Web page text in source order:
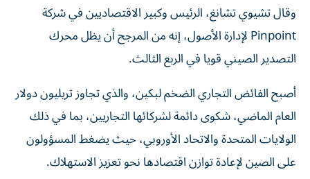
وقال تشيوي تشانغ، الرئيس وكبير الاقتصاديين في شركة
Pinpoint لإدارة الأصول، إنه من المرجح أن يظل محرك
التصدير الصيني قويا في الربع الثالث.
أصبح الفائض التجاري الضخم لبكين، والذي تجاوز تريليون دولار
العام الماضي، شكوى دائمة لشركائها التجاريين، بما في ذلك
الولايات المتحدة والاتحاد الأوروبي، حيث يضغط المسؤولون
على الصين لإعادة توازن اقتصادها نحو تعزيز الاستهلاك.